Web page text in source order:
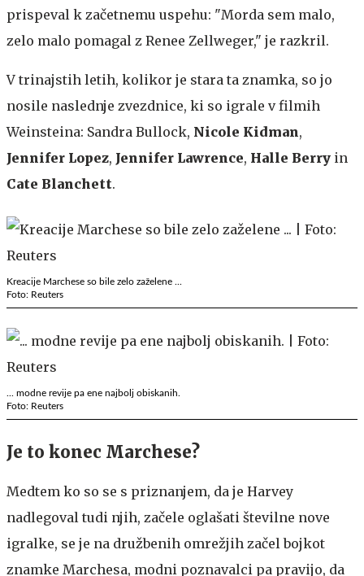
prispeval k začetnemu uspehu: "Morda sem malo,
zelo malo pomagal z Renee Zellweger," je razkril.
V trinajstih letih, kolikor je stara ta znamka, so jo
nosile naslednje zvezdnice, ki so igrale v filmih
Weinsteina: Sandra Bullock, Nicole Kidman,
Jennifer Lopez, Jennifer Lawrence, Halle Berry in
Cate Blanchett.
Kreacije Marchese so bile zelo zaželene ...
Foto: Reuters
... modne revije pa ene najbolj obiskanih.
Foto: Reuters
Je to konec Marchese?
Medtem ko so se s priznanjem, da je Harvey
nadlegoval tudi njih, začele oglašati številne nove
igralke, se je na družbenih omrežjih začel bojkot
znamke Marchesa, modni poznavalci pa pravijo, da